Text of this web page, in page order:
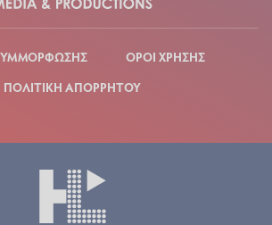
ΟΡΟΙ ΧΡΗΣΗΣ
ΠΟΛΙΤΙΚΗ ΑΠΟΡΡΗΤΟΥ